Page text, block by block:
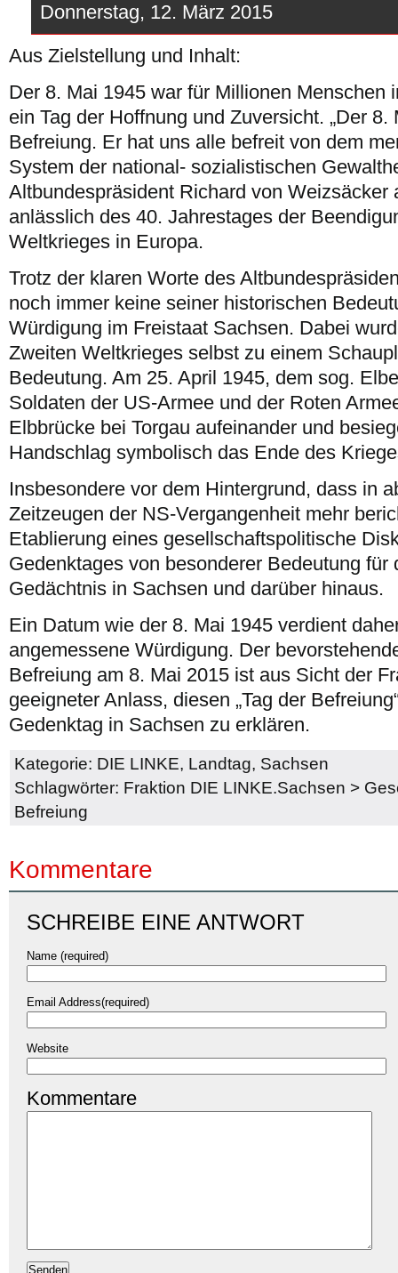
Donnerstag, 12. März 2015
Aus Zielstellung und Inhalt:
Der 8. Mai 1945 war für Millionen Menschen
ein Tag der Hoffnung und Zuversicht. „Der 8.
Befreiung. Er hat uns alle befreit von dem
System der national- sozialistischen
Altbundespräsident Richard von Weizsäcker
anlässlich des 40. Jahrestages der
Weltkrieges in Europa.
Trotz der klaren Worte des
noch immer keine seiner historischen
Würdigung im Freistaat Sachsen. Dabei
Zweiten Weltkrieges selbst zu einem
Bedeutung. Am 25. April 1945, dem sog.
Soldaten der US-Armee und der Roten
Elbbrücke bei Torgau aufeinander und
Handschlag symbolisch das Ende des
Insbesondere vor dem Hintergrund, dass in
Zeitzeugen der NS-Vergangenheit mehr
Etablierung eines gesellschaftspolitische
Gedenktages von besonderer Bedeutung für
Gedächtnis in Sachsen und darüber hinaus.
Ein Datum wie der 8. Mai 1945 verdient
angemessene Würdigung. Der
Befreiung am 8. Mai 2015 ist aus Sicht der
geeigneter Anlass, diesen „Tag der
Gedenktag in Sachsen zu erklären.
Kategorie: DIE LINKE, Landtag, Sachsen
Schlagwörter: Fraktion DIE LINKE.Sachsen >
Befreiung
Kommentare
SCHREIBE EINE ANTWORT
Name (required)
Email Address(required)
Website
Kommentare